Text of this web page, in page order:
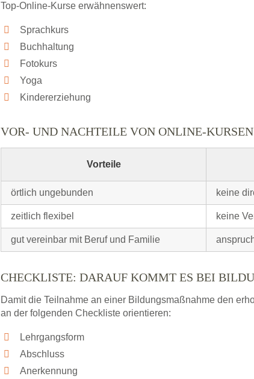
Top-Online-Kurse erwähnenswert:
Sprachkurs
Buchhaltung
Fotokurs
Yoga
Kindererziehung
VOR- UND NACHTEILE VON ONLINE-KURSEN
Vorteile
örtlich ungebunden keine
zeitlich flexibel keine
gut vereinbar mit Beruf und Familie
CHECKLISTE: DARAUF KOMMT ES BEI
Damit die Teilnahme an einer Bildungsmaßnahme den
an der folgenden Checkliste orientieren:
Lehrgangsform
Abschluss
Anerkennung